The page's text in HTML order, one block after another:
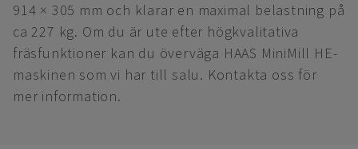
914 × 305 mm och klarar en maximal belastning på
ca 227 kg. Om du är ute efter högkvalitativa
fräsfunktioner kan du överväga HAAS MiniMill HE-
maskinen som vi har till salu. Kontakta oss för
mer information.